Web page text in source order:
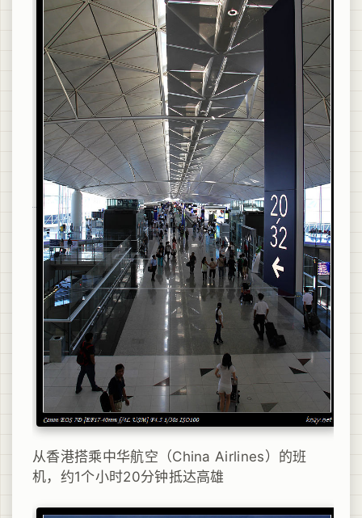
从香港搭乘中华航空（China Airlines）的班
机，约1个小时20分钟抵达高雄